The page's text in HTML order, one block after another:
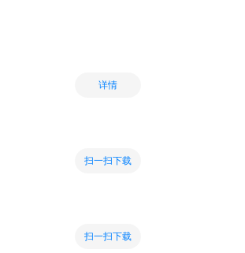
详情
扫一扫下载
扫一扫下载